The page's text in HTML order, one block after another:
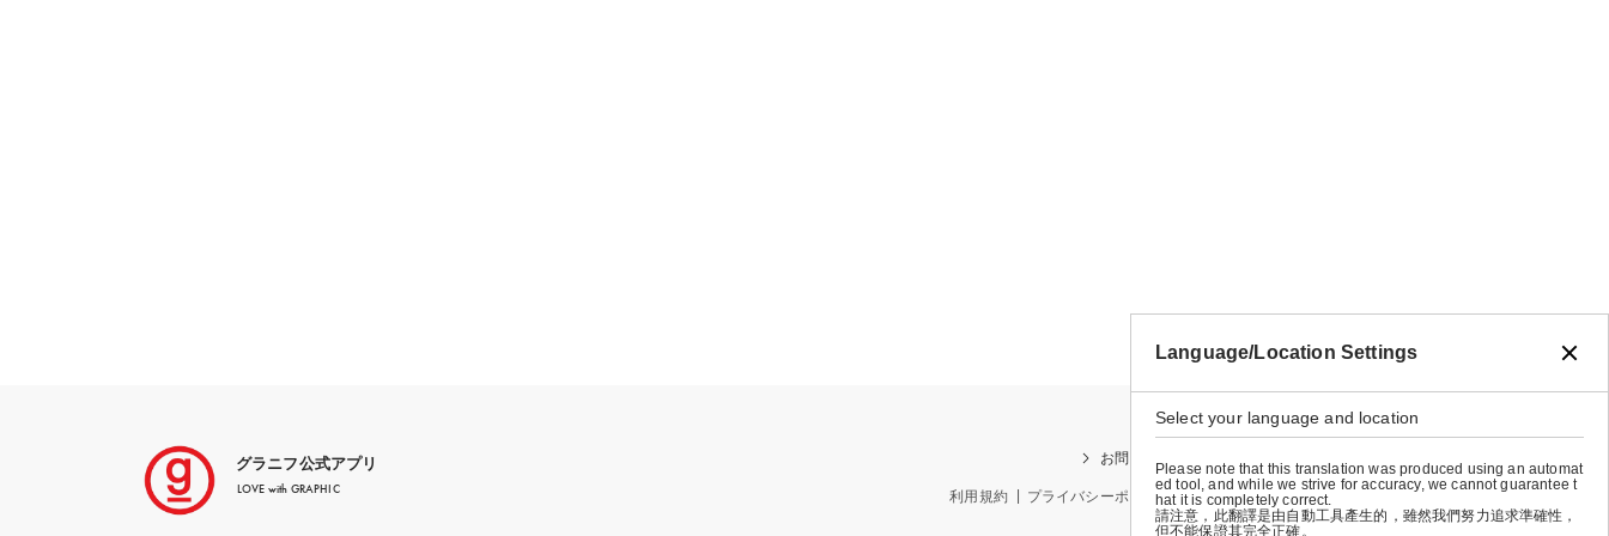
グラニフ公式アプリ
LOVE with GRAPHIC
お問い合わせ
利用規約 プライバシーポリシー 特定商取引法に基づく表示 会社概要
Language/Location Settings
Select your language and location
Please note that this translation was produced using an automat
ed tool, and while we strive for accuracy, we cannot guarantee t
hat it is completely correct.
請注意，此翻譯是由自動工具產生的，雖然我們努力追求準確性，
但不能保證其完全正確。